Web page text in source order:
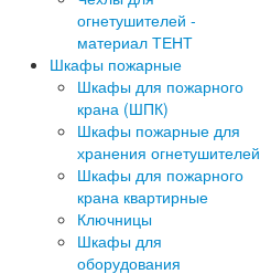
огнетушителей -
материал ТЕНТ
Шкафы пожарные
Шкафы для пожарного
крана (ШПК)
Шкафы пожарные для
хранения огнетушителей
Шкафы для пожарного
крана квартирные
Ключницы
Шкафы для
оборудования